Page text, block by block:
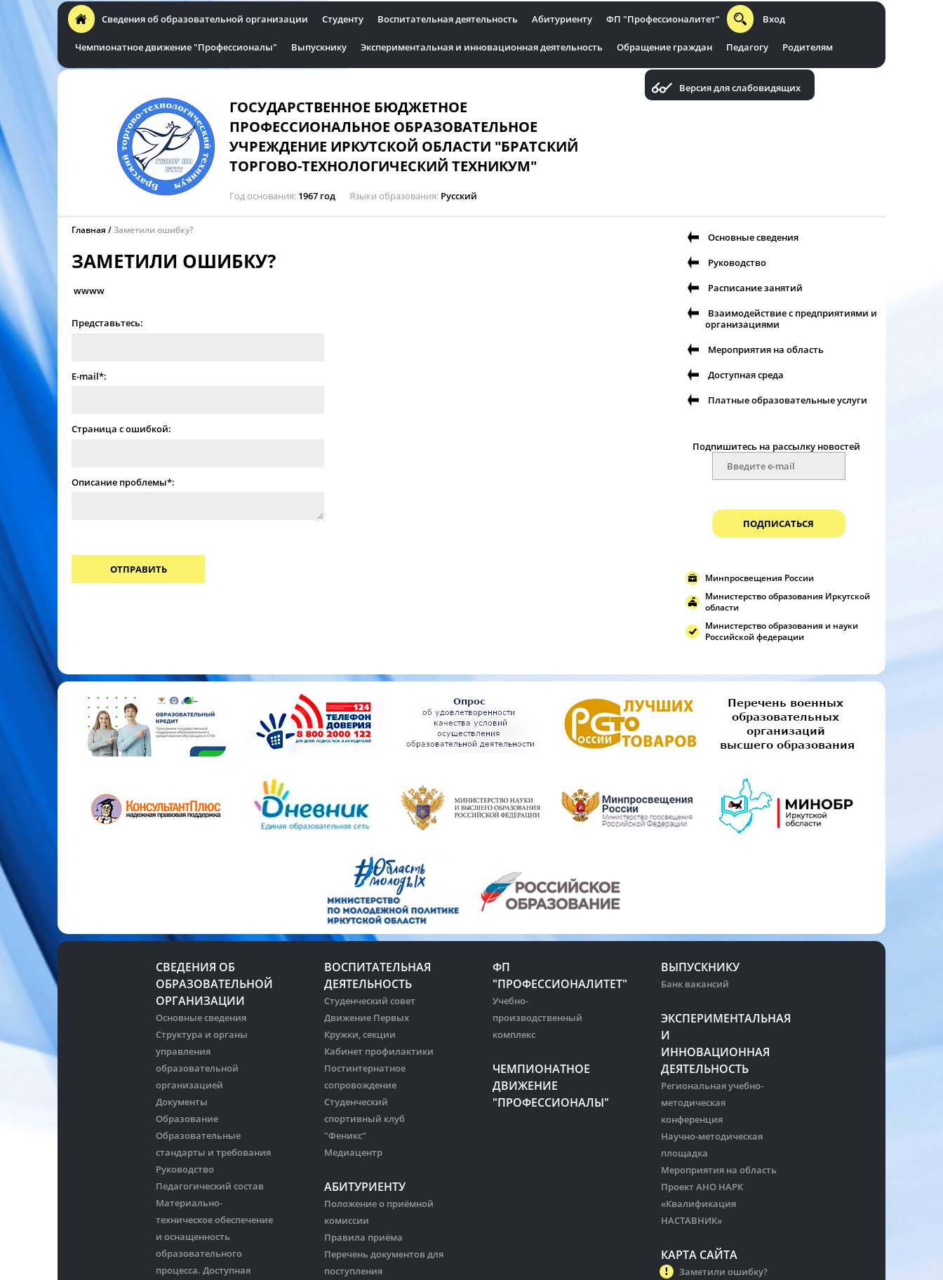
Сведения об образовательной организации Студенту Воспитательная деятельность Абитуриенту ФП "Профессионалитет"
Чемпионатное движение "Профессионалы" Выпускнику Экспериментальная и инновационная деятельность Обращение граждан Педагогу Родителям
Вход
ГОСУДАРСТВЕННОЕ БЮДЖЕТНОЕ
ПРОФЕССИОНАЛЬНОЕ ОБРАЗОВАТЕЛЬНОЕ
УЧРЕЖДЕНИЕ ИРКУТСКОЙ ОБЛАСТИ "БРАТСКИЙ
ТОРГОВО-ТЕХНОЛОГИЧЕСКИЙ ТЕХНИКУМ"
Год основания 1967 год Языки образования Русский
Версия для слабовидящих
Главная Заметили ошибку?
ЗАМЕТИЛИ ОШИБКУ?
wwww
Представьтесь:
E-mail*:
Страница с ошибкой:
Описание проблемы*:
ОТПРАВИТЬ
Основные сведения
Руководство
Расписание занятий
Взаимодействие с предприятиями и
организациями
Мероприятия на область
Доступная среда
Платные образовательные услуги
Подпишитесь на рассылку новостей
ПОДПИСАТЬСЯ
Минпросвещения России
Министерство образования Иркутской
области
Министерство образования и науки
Российской федерации
СВЕДЕНИЯ ОБ
ОБРАЗОВАТЕЛЬНОЙ
ОРГАНИЗАЦИИ
Основные сведения
Структура и органы
управления
образовательной
организацией
Документы
Образование
Образовательные
стандарты и требования
Руководство
Педагогический состав
Материально-
техническое обеспечение
и оснащенность
образовательного
процесса. Доступная
ВОСПИТАТЕЛЬНАЯ
ДЕЯТЕЛЬНОСТЬ
Студенческий совет
Движение Первых
Кружки, секции
Кабинет профилактики
Постинтернатное
сопровождение
Студенческий
спортивный клуб
"Феникс"
Медиацентр
АБИТУРИЕНТУ
Положение о приёмной
комиссии
Правила приёма
Перечень документов для
поступления
ФП
"ПРОФЕССИОНАЛИТЕТ"
Учебно-
производственный
комплекс
ЧЕМПИОНАТНОЕ
ДВИЖЕНИЕ
"ПРОФЕССИОНАЛЫ"
ВЫПУСКНИКУ
Банк вакансий
ЭКСПЕРИМЕНТАЛЬНАЯ
И
ИННОВАЦИОННАЯ
ДЕЯТЕЛЬНОСТЬ
Региональная учебно-
методическая
конференция
Научно-методическая
площадка
Мероприятия на область
Проект АНО НАРК
«Квалификация
НАСТАВНИК»
КАРТА САЙТА
Заметили ошибку?